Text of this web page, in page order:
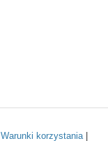
Warunki korzystania|